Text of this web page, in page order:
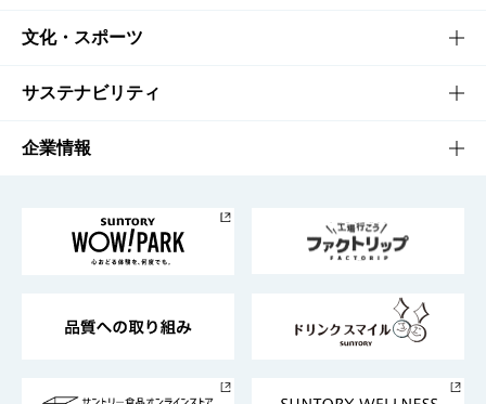
商品一覧
商品発売情報
栄養成分一覧
知る・楽しむTOP
キャンペーン
工場見学
地域情報
文化・スポーツ
文化・スポーツTOP
サントリーホール
サントリーサンバーズ大阪
サステナビリティ
サステナビリティTOP
サントリーが考えるサステナビリティ経営
企業情報
企業概要